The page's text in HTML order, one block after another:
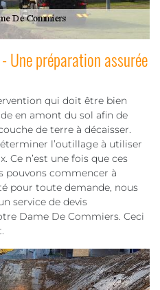
Une préparation assurée
qui doit être bien
en amont du sol afin de
de terre à décaisser.
l’outillage à utiliser
Ce n’est une fois que ces
pouvons commencer à
pour toute demande, nous
service de devis
Dame De Commiers. Ceci